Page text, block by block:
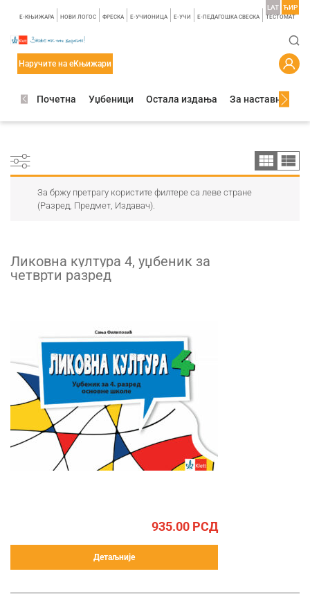
E-КЊИЖАРА НОВИ ЛОГОС ФРЕСКА E-УЧИОНИЦА E-УЧИ Е-ПЕДАГОШКА СВЕСКА TЕСТОМАТ
LAT ЋИР
Наручите на еКњижари
Почетна Уџбеници Остала издања За наставнике
За бржу претрагу користите филтере са леве стране
(Разред, Предмет, Издавач).
Ликовна култура 4, уџбеник за
четврти разред
935.00 РСД
Детаљније